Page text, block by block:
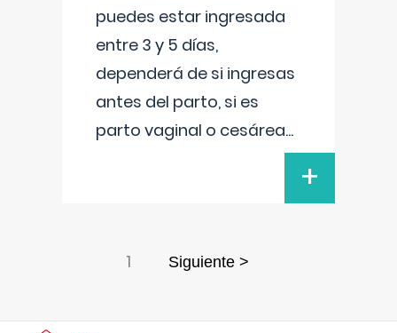
puedes estar ingresada
entre 3 y 5 días,
dependerá de si ingresas
antes del parto, si es
parto vaginal o cesárea...
+
1 Siguiente >